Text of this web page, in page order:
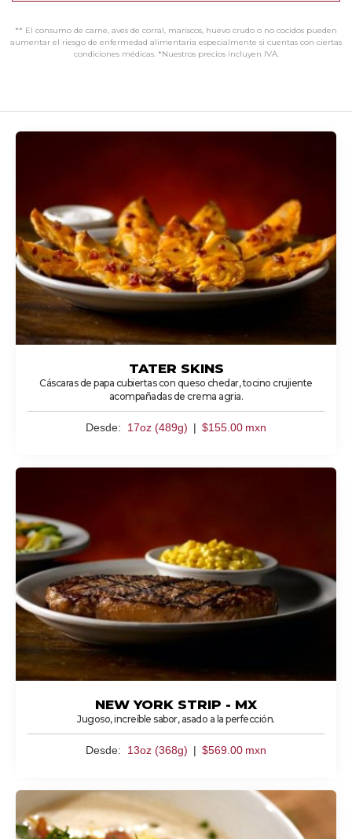
** El consumo de carne, aves de corral, mariscos, huevo crudo o no cocidos pueden
aumentar el riesgo de enfermedad alimentaria especialmente si cuentas con ciertas
condiciones médicas. *Nuestros precios incluyen IVA.
TATER SKINS
Cáscaras de papa cubiertas con queso chedar, tocino crujiente
acompañadas de crema agria.
Desde: 17oz (489g) | $155.00 mxn
NEW YORK STRIP - MX
Jugoso, increíble sabor, asado a la perfección.
Desde: 13oz (368g) | $569.00 mxn